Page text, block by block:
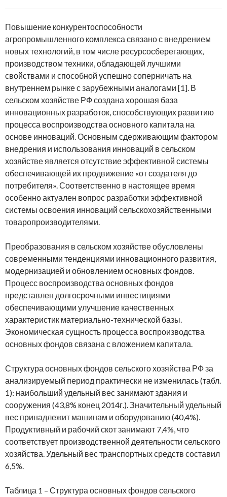
Повышение конкурентоспособности
агропромышленного комплекса связано с внедрением
новых технологий, в том числе ресурсосберегающих,
производством техники, обладающей лучшими
свойствами и способной успешно соперничать на
внутреннем рынке с зарубежными аналогами [1]. В
сельском хозяйстве РФ создана хорошая база
инновационных разработок, способствующих развитию
процесса воспроизводства основного капитала на
основе инноваций. Основным сдерживающим фактором
внедрения и использования инноваций в сельском
хозяйстве является отсутствие эффективной системы
обеспечивающей их продвижение «от создателя до
потребителя». Соответственно в настоящее время
особенно актуален вопрос разработки эффективной
системы освоения инноваций сельскохозяйственными
товаропроизводителями.
Преобразования в сельском хозяйстве обусловлены
современными тенденциями инновационного развития,
модернизацией и обновлением основных фондов.
Процесс воспроизводства основных фондов
представлен долгосрочными инвестициями
обеспечивающими улучшение качественных
характеристик материально-технической базы.
Экономическая сущность процесса воспроизводства
основных фондов связана с вложением капитала.
Структура основных фондов сельского хозяйства РФ за
анализируемый период практически не изменилась (табл.
1): наибольший удельный вес занимают здания и
сооружения (43,8% конец 2014г.). Значительный удельный
вес принадлежит машинам и оборудованию (40,4%).
Продуктивный и рабочий скот занимают 7,4%, что
соответствует производственной деятельности сельского
хозяйства. Удельный вес транспортных средств составил
6,5%.
Таблица 1 – Структура основных фондов сельского